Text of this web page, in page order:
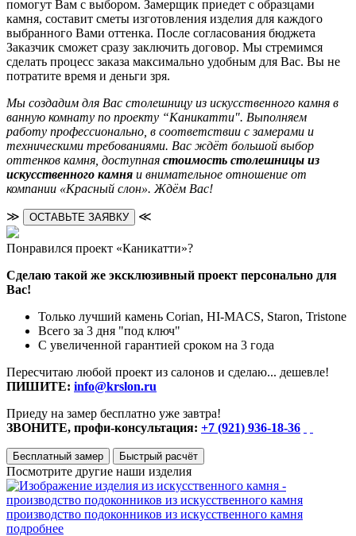
помогут Вам с выбором. Замерщик приедет с образцами
камня, составит сметы изготовления изделия для каждого
выбранного Вами оттенка. После согласования бюджета
Заказчик сможет сразу заключить договор. Мы стремимся
сделать процесс заказа максимально удобным для Вас. Вы не
потратите время и деньги зря.
Мы создадим для Вас столешницу из искусственного камня в
ванную комнату по проекту “Каникатти". Выполняем
работу профессионально, в соответствии с замерами и
техническими требованиями. Вас ждёт большой выбор
оттенков камня, доступная стоимость столешницы из
искусственного камня и внимательное отношение от
компании «Красный слон». Ждём Вас!
≫ ОСТАВЬТЕ ЗАЯВКУ ≪
Понравился проект «Каникатти»?
Сделаю такой же эксклюзивный проект персонально для
Вас!
Только лучший камень Corian, HI-MACS, Staron, Tristone
Всего за 3 дня "под ключ"
С увеличенной гарантией сроком на 3 года
Пересчитаю любой проект из салонов и сделаю... дешевле!
ПИШИТЕ: info@krslon.ru
Приеду на замер бесплатно уже завтра!
ЗВОНИТЕ, профи-консультация: +7 (921) 936-18-36
Бесплатный замер Быстрый расчёт
Посмотрите другие наши изделия
производство подоконников из искусственного камня
подробнее